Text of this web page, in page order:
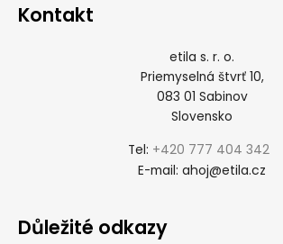
Kontakt
etila s. r. o.
Priemyselná štvrť 10,
083 01 Sabinov
Slovensko
Tel: +420 777 404 342
E-mail: ahoj@etila.cz
Důležité odkazy